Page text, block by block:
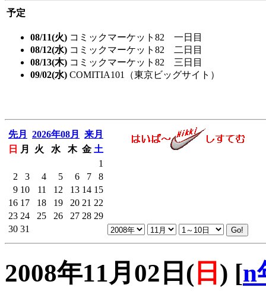
予定
08/11(火) コミックマーケット82 一日目
08/12(水) コミックマーケット82 二日目
08/13(木) コミックマーケット82 三日目
09/02(水) COMITIA101（東京ビッグサイト）
先月 2026年08月
来月
日
月 火 水 木 金 土
1
2
3 4 5 6 7
8
9 10 11 12 13 14 15
16 17 18 19 20 21 22
23 24 25 26 27 28 29
30 31
2008年11月02日( 日 ) [n